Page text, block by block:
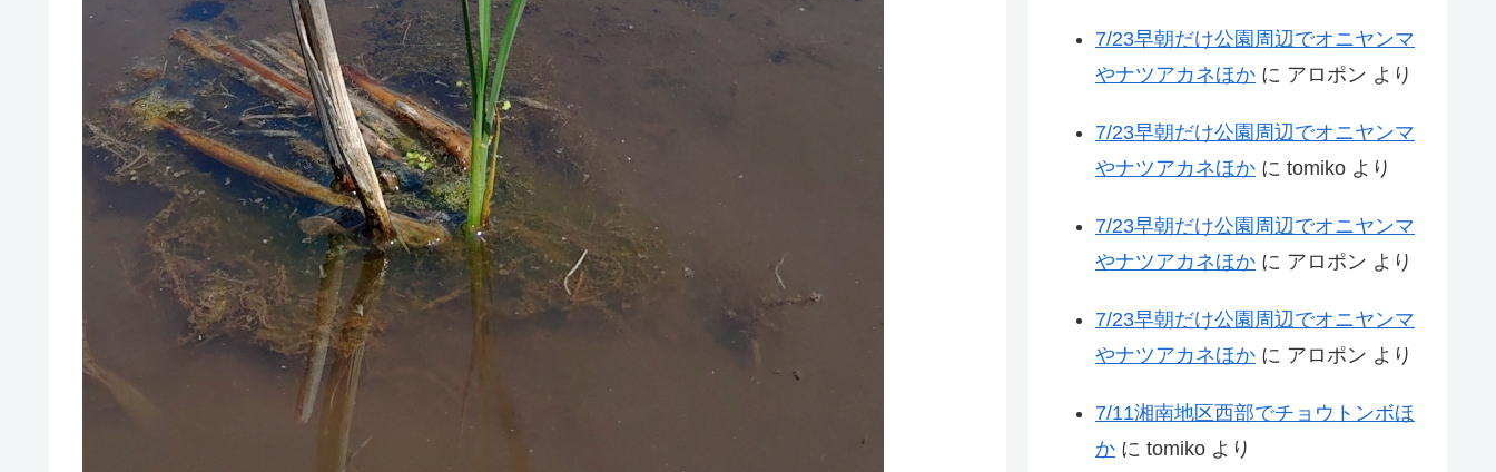
7/23早朝だけ公園周辺でオニヤンマ
やナツアカネほか に アロポン より
7/23早朝だけ公園周辺でオニヤンマ
やナツアカネほか に tomiko より
7/23早朝だけ公園周辺でオニヤンマ
やナツアカネほか に アロポン より
7/23早朝だけ公園周辺でオニヤンマ
やナツアカネほか に アロポン より
7/11湘南地区西部でチョウトンボほ
か に tomiko より